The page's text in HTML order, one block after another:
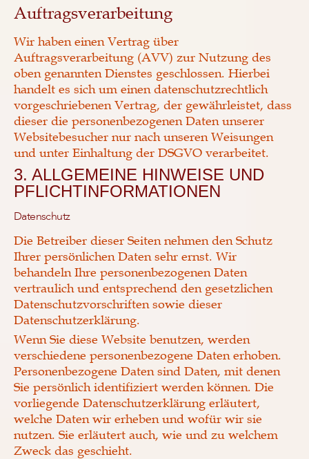
Auftragsverarbeitung
Wir haben einen Vertrag über
Auftragsverarbeitung (AVV) zur Nutzung des
oben genannten Dienstes geschlossen. Hierbei
handelt es sich um einen datenschutzrechtlich
vorgeschriebenen Vertrag, der gewährleistet, dass
dieser die personenbezogenen Daten unserer
Websitebesucher nur nach unseren Weisungen
und unter Einhaltung der DSGVO verarbeitet.
3. ALLGEMEINE HINWEISE UND
PFLICHT­INFORMATIONEN
Datenschutz
Die Betreiber dieser Seiten nehmen den Schutz
Ihrer persönlichen Daten sehr ernst. Wir
behandeln Ihre personenbezogenen Daten
vertraulich und entsprechend den gesetzlichen
Datenschutzvorschriften sowie dieser
Datenschutzerklärung.
Wenn Sie diese Website benutzen, werden
verschiedene personenbezogene Daten erhoben.
Personenbezogene Daten sind Daten, mit denen
Sie persönlich identifiziert werden können. Die
vorliegende Datenschutzerklärung erläutert,
welche Daten wir erheben und wofür wir sie
nutzen. Sie erläutert auch, wie und zu welchem
Zweck das geschieht.